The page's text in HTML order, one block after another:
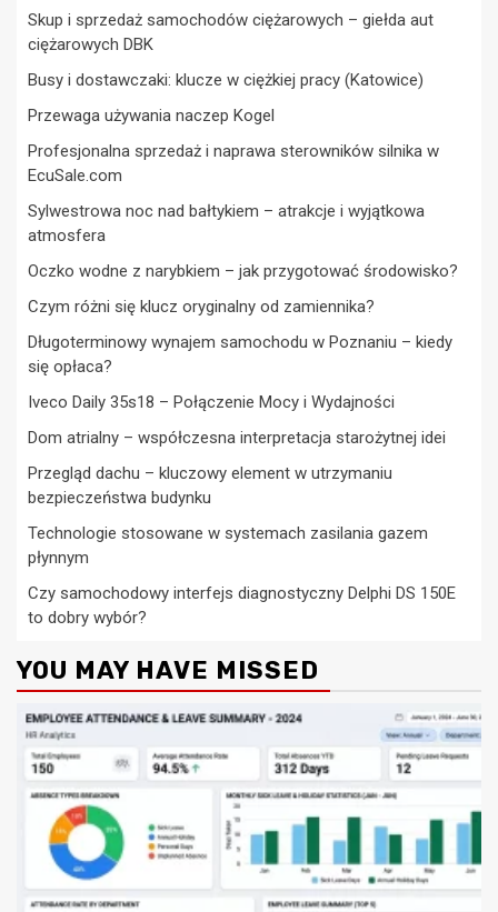
Skup i sprzedaż samochodów ciężarowych – giełda aut
ciężarowych DBK
Busy i dostawczaki: klucze w ciężkiej pracy (Katowice)
Przewaga używania naczep Kogel
Profesjonalna sprzedaż i naprawa sterowników silnika w
EcuSale.com
Sylwestrowa noc nad bałtykiem – atrakcje i wyjątkowa
atmosfera
Oczko wodne z narybkiem – jak przygotować środowisko?
Czym różni się klucz oryginalny od zamiennika?
Długoterminowy wynajem samochodu w Poznaniu – kiedy
się opłaca?
Iveco Daily 35s18 – Połączenie Mocy i Wydajności
Dom atrialny – współczesna interpretacja starożytnej idei
Przegląd dachu – kluczowy element w utrzymaniu
bezpieczeństwa budynku
Technologie stosowane w systemach zasilania gazem
płynnym
Czy samochodowy interfejs diagnostyczny Delphi DS 150E
to dobry wybór?
YOU MAY HAVE MISSED